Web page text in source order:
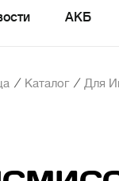
АКБ
/ Каталог / Для